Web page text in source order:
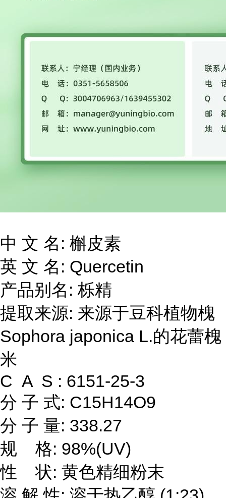
中 文 名: 槲皮素
英 文 名: Quercetin
产品别名: 栎精
提取来源: 来源于豆科植物槐
Sophora japonica L.的花蕾槐
米
C A S : 6151-25-3
分 子 式: C15H14O9
分 子 量: 338.27
规 格: 98%(UV)
性 状: 黄色精细粉末